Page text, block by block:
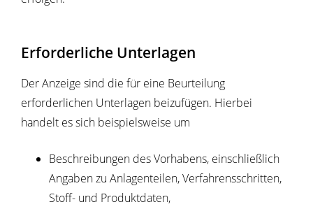
Erforderliche Unterlagen
Der Anzeige sind die für eine Beurteilung
erforderlichen Unterlagen beizufügen. Hierbei
handelt es sich beispielsweise um
Beschreibungen des Vorhabens, einschließlich
Angaben zu Anlagenteilen, Verfahrensschritten,
Stoff- und Produktdaten,